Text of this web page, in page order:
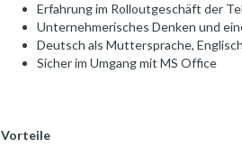
Erfahrung im Rolloutgeschäft der
Unternehmerisches Denken und
Deutsch als Muttersprache,
Sicher im Umgang mit MS Office
Vorteile